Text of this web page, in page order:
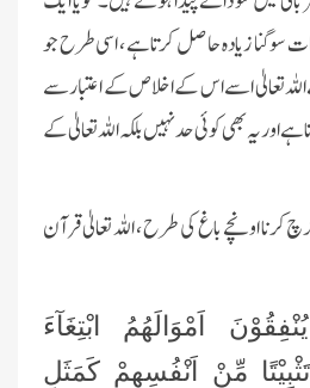
سو گنا زیادہ حاصل کرتا ہے ، اسی طرح جو
تعالیٰ اسے اس کے اخلاص کے اعتبار سے
اور یہ بھی کوئی حد نہیں بلکہ اللہ تعالیٰ کے
کرنا اونچے باغ کی طرح ، اللہ تعالیٰ قرآن
اَمْوَالَهُمُ ابْتِغَآءَ
مِّنْ اَنْفُسِهِمْ كَمَثَلِ